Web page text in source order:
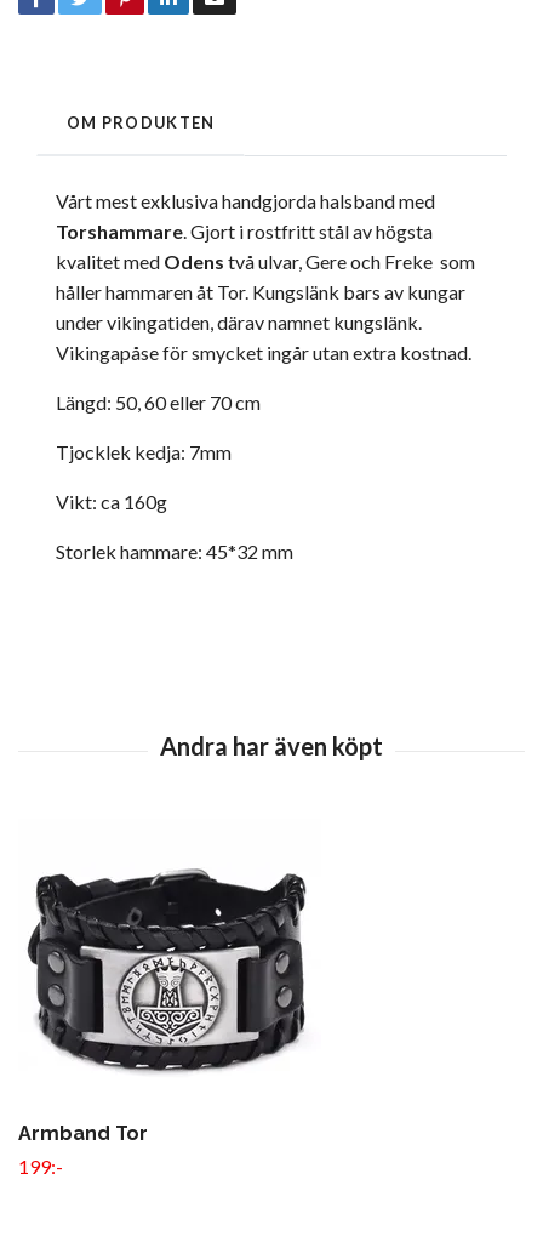
OM PRODUKTEN
Vårt mest exklusiva handgjorda halsband med
Torshammare . Gjort irostfritt stål av högsta
kvalitet med Odens två ulvar, Gere och Freke som
håller hammaren åt Tor. Kungslänk bars av kungar
under vikingatiden, därav namnet kungslänk.
Vikingapåse för smycket ingår utan extra kostnad.
Längd: 50, 60 eller 70 cm
Tjocklek kedja: 7mm
Vikt: ca 160g
Storlek hammare: 45*32 mm
Armband Tor
199:-